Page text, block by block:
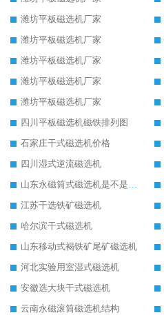
潍坊平板磁选机厂家
潍坊平板磁选机厂家
潍坊平板磁选机厂家
潍坊平板磁选机厂家
潍坊平板磁选机厂家
四川平板磁选机磁铁排列图
石家庄干式磁选机价格
四川湿式逆流磁选机
山东永磁筒式磁选机是不是强磁
江苏干选铁矿磁选机
哈尔滨干式磁选机
山东移动式褐铁矿尾矿磁选机
河北实验用室湿式磁选机
安徽选大块干式磁选机
云南永磁滚筒磁选机结构